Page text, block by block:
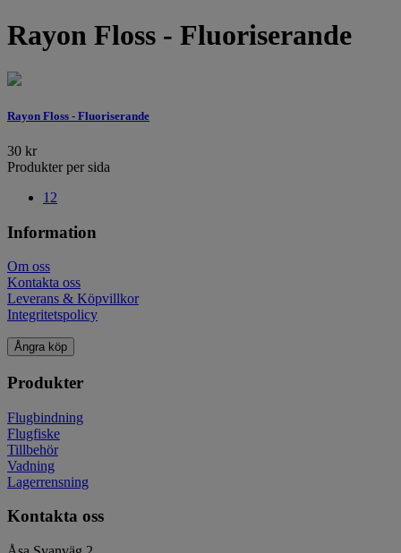
Rayon Floss - Fluoriserande
Rayon Floss - Fluoriserande
30 kr
Produkter per sida
12
Information
Om oss
Kontakta oss
Leverans & Köpvillkor
Integritetspolicy
Ångra köp
Produkter
Flugbindning
Flugfiske
Tillbehör
Vadning
Lagerrensning
Kontakta oss